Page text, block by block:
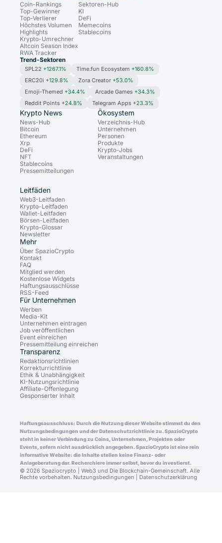
Coin-Rankings
Top-Gewinner
Top-Verlierer
Höchstes Volumen
Highlights
Krypto-Umrechner
Altcoin Season Index
RWA Tracker
Sektoren-Hub
KI
DeFi
Memecoins
Stablecoins
Trend-Sektoren
SPL22 +1267.1% Time.fun Ecosystem +160.8%
ERC20i +129.8% Zora Creator +53.0%
Emoji-Themed +34.4% Arcade Games +34.3%
Reddit Points +24.8% Telegram Apps +23.3%
Krypto News
News-Hub
Bitcoin
Ethereum
Xrp
DeFi
NFT
Stablecoins
Pressemitteilungen
Ökosystem
Verzeichnis-Hub
Unternehmen
Personen
Produkte
Krypto-Jobs
Veranstaltungen
Leitfäden
Web3-Leitfaden
Krypto-Leitfaden
Wallet-Leitfaden
Börsen-Leitfaden
Krypto-Glossar
Newsletter
Mehr
Über SpazioCrypto
Kontakt
FAQ
Mitglied werden
Kostenlose Widgets
Haftungsausschlüsse
RSS-Feed
Für Unternehmen
Werben
Media-Kit
Unternehmen eintragen
Job veröffentlichen
Event einreichen
Pressemitteilung einreichen
Transparenz
Redaktionsrichtlinien
Korrekturrichtlinie
Ethik & Unabhängigkeit
KI-Nutzungsrichtlinie
Affiliate-Offenlegung
Gesponserter Inhalt
Haftungsausschluss: Durch die Nutzung dieser Website stimmst du den
Nutzungsbedingungen und der Datenschutzrichtlinie zu. SpazioCrypto
steht in keiner Verbindung zu Coins, Unternehmen, Projekten oder
Events, sofern nicht ausdrücklich angegeben. SpazioCrypto ist eine rein
informative Website: die Inhalte stellen keine Finanz- oder
Anlageberatung dar. Recherchiere immer selbst, bevor du investierst.
© 2026 Spaziocrypto | Web3 und Die Blockchain-Gemeinschaft. Alle
Rechte vorbehalten. Nutzungsbedingungen Datenschutzerklärung